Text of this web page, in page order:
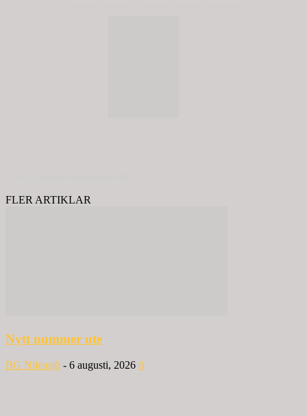
FLER ARTIKLAR
Nytt nummer ute
BG Nilensjö - 6 augusti, 2026 0